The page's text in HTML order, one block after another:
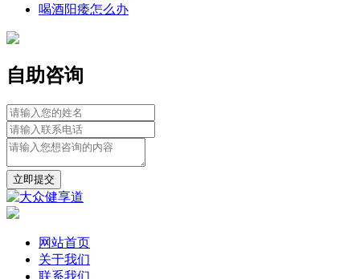
喝酒阳痿怎么办
自助咨询
立即提交
网站首页
关于我们